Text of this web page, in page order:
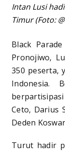
Intan Lusi
Timur (Foto:
Black
Pronojiwo,
350 peserta,
Indonesia.
Ceto, Darius
Deden
Turut hadir